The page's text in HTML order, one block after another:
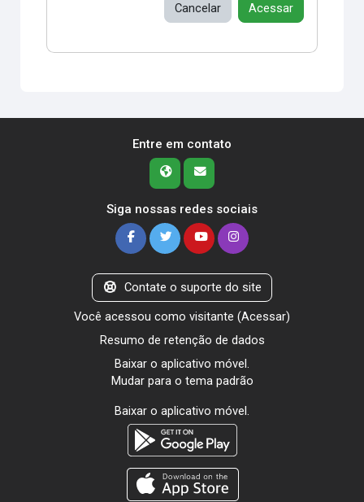
Cancelar Acessar
Entre em contato
Siga nossas redes sociais
Contate o suporte do site
Você acessou como visitante (Acessar)
Resumo de retenção de dados
Baixar o aplicativo móvel.
Mudar para o tema padrão
Baixar o aplicativo móvel.